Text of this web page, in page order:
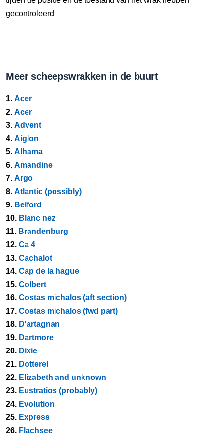
gecontroleerd.
Meer scheepswrakken in de buurt
1. Acer
2. Acer
3. Advent
4. Aiglon
5. Alhama
6. Amandine
7. Argo
8. Atlantic (possibly)
9. Belford
10. Blanc nez
11. Brandenburg
12. Ca 4
13. Cachalot
14. Cap de la hague
15. Colbert
16. Costas michalos (aft section)
17. Costas michalos (fwd part)
18. D'artagnan
19. Dartmore
20. Dixie
21. Dotterel
22. Elizabeth and unknown
23. Eustratios (probably)
24. Evolution
25. Express
26. Flachsee